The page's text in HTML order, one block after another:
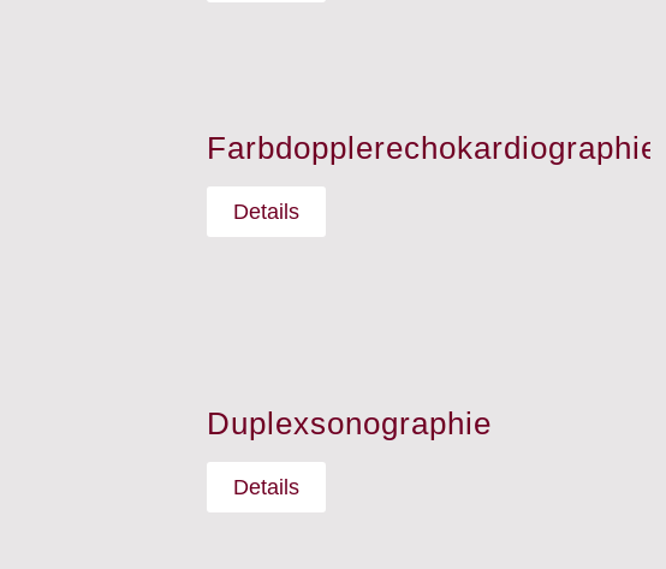
Farbdopplerechokardiographie
Details
Duplexsonographie
Details